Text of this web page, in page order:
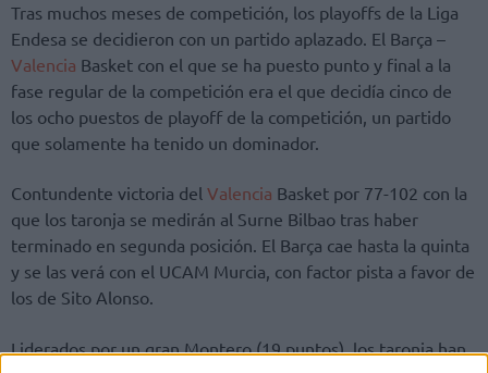
Tras muchos meses de competición, los playoffs de la Liga
Endesa se decidieron con un partido aplazado. El Barça –
Valencia Basket con el que se ha puesto punto y final a la
fase regular de la competición era el que decidía cinco de
los ocho puestos de playoff de la competición, un partido
que solamente ha tenido un dominador.
Contundente victoria del Valencia Basket por 77-102 con la
que los taronja se medirán al Surne Bilbao tras haber
terminado en segunda posición. El Barça cae hasta la quinta
y se las verá con el UCAM Murcia, con factor pista a favor de
los de Sito Alonso.
Liderados por un gran Montero (19 puntos), los taronja han